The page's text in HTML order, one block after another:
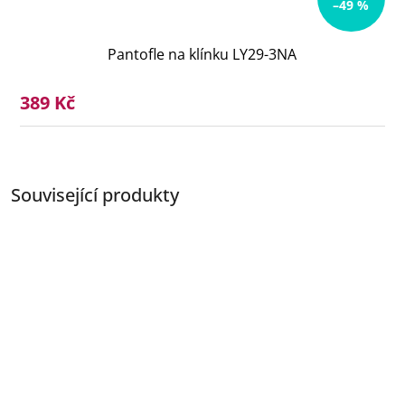
Související produkty
–49 %
Pantofle na klínku LY29-3NA
389 Kč